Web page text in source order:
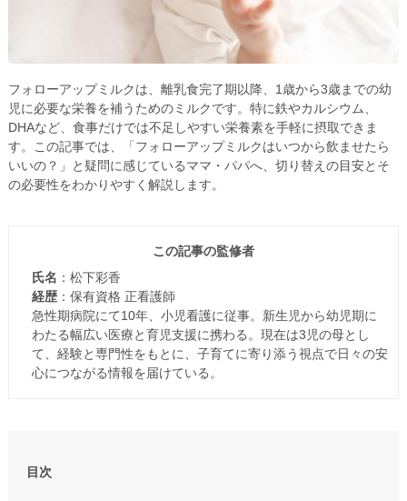
フォローアップミルクは、離乳食完了期以降、1歳から3歳までの幼
児に必要な栄養を補うためのミルクです。特に鉄やカルシウム、
DHAなど、食事だけでは不足しやすい栄養素を手軽に摂取できま
す。この記事では、「フォローアップミルクはいつから飲ませたら
いいの？」と疑問に感じているママ・パパへ、切り替えの目安とそ
の必要性をわかりやすく解説します。
この記事の監修者
氏名 ：松下彩香
経歴 ：保有資格 正看護師
急性期病院にて10年、小児看護に従事。新生児から幼児期に
わたる幅広い医療と育児支援に携わる。現在は3児の母とし
て、経験と専門性をもとに、子育てに寄り添う視点で日々の安
心につながる情報を届けている。
目次